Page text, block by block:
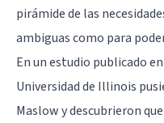
pirámide de las
ambiguas como para
En un estudio publicado
Universidad de Illinois
Maslow y descubrieron